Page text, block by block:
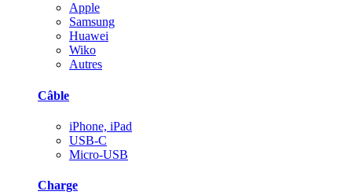
Apple
Samsung
Huawei
Wiko
Autres
Câble
iPhone, iPad
USB-C
Micro-USB
Charge